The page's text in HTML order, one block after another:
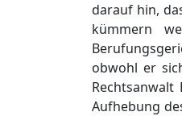
darauf hin,
kümmern
obwohl er
Aufhebung